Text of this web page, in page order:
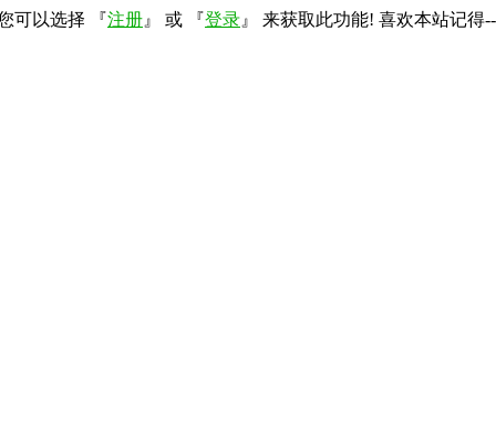
可以选择 『注册 』 或 『登录 』 来获取此功能! 喜欢本站记得